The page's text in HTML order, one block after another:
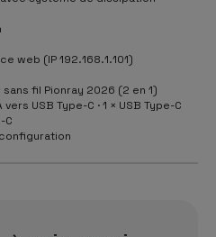
web (IP 192.168.1.101)
fil Pionray 2026 (2 en 1)
vers USB Type-C · 1 × USB Type-C
C